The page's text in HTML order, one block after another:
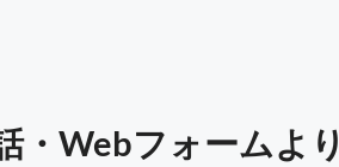
・Webフォームより